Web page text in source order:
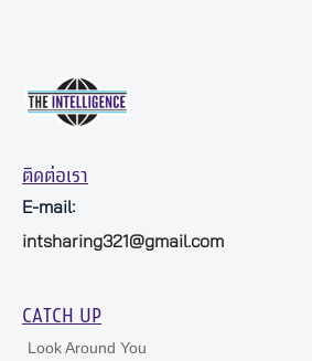
ติดต่อเรา
E-mail:
intsharing321@gmail.com
CATCH UP
Look Around You